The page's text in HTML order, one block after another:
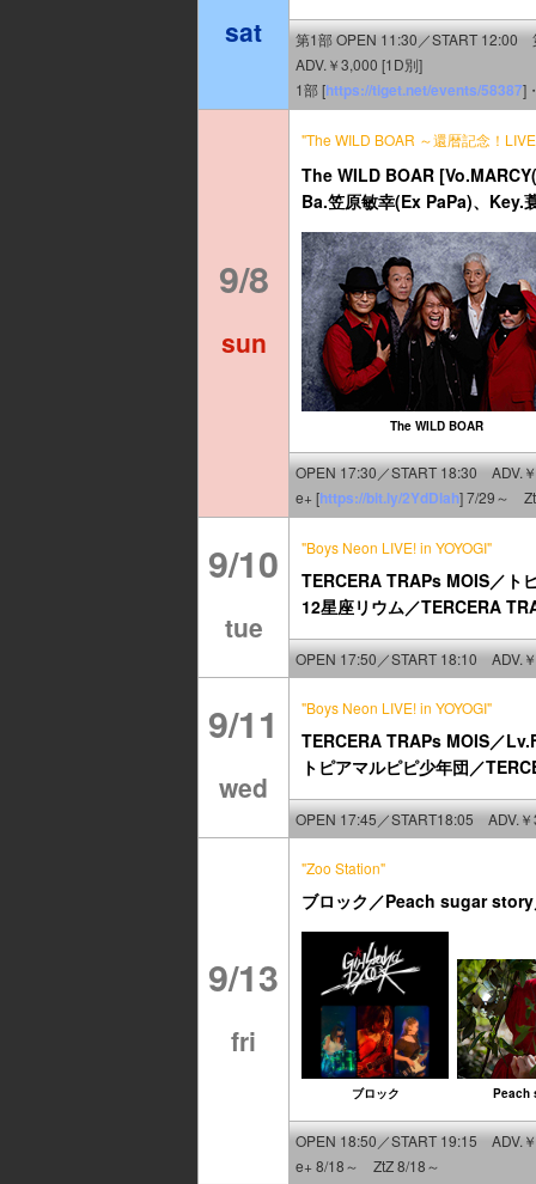
sat
第1部 OPEN 11:30／START 12:00
ADV.￥3,000 [1D別]
1部 [https://tiget.net/events/58387]
9/8
sun
"The WILD BOAR ～還暦記念！
The WILD BOAR
Ba.笠原敏幸(Ex PaPa)、Key.
The WILD BOAR
OPEN 17:30／START 18:30 ADV.
e+ [https://bit.ly/2YdDlah] 7/29～
9/10
tue
"Boys Neon LIVE! in YOYOGI"
TERCERA TRAPs MOIS／ト
12星座リウム／TERCERA
OPEN 17:50／START 18:10 ADV.
9/11
wed
"Boys Neon LIVE! in YOYOGI"
TERCERA TRAPs MOIS／
トピアマルピピ少年団／
OPEN 17:45／START18:05 ADV.
9/13
fri
"Zoo Station"
ブロック／Peach sugar
ブロック Peach
OPEN 18:50／START 19:15 ADV.
e+ 8/18～ ZtZ 8/18～